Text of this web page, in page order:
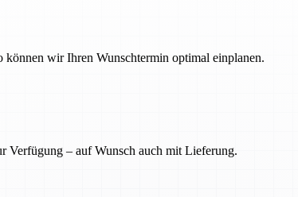
wir Ihren Wunschtermin optimal einplanen.
Verfügung – auf Wunsch auch mit Lieferung.